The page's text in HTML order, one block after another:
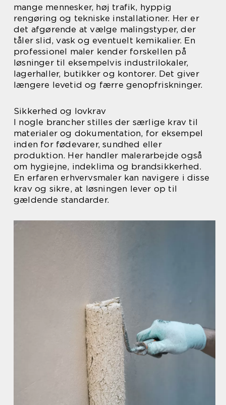
mange mennesker, høj trafik, hyppig
rengøring og tekniske installationer. Her er
det afgørende at vælge malingstyper, der
tåler slid, vask og eventuelt kemikalier. En
professionel maler kender forskellen på
løsninger til eksempelvis industrilokaler,
lagerhaller, butikker og kontorer. Det giver
længere levetid og færre genopfriskninger.
Sikkerhed og lovkrav
I nogle brancher stilles der særlige krav til
materialer og dokumentation, for eksempel
inden for fødevarer, sundhed eller
produktion. Her handler malerarbejde også
om hygiejne, indeklima og brandsikkerhed.
En erfaren erhvervsmaler kan navigere i disse
krav og sikre, at løsningen lever op til
gældende standarder.